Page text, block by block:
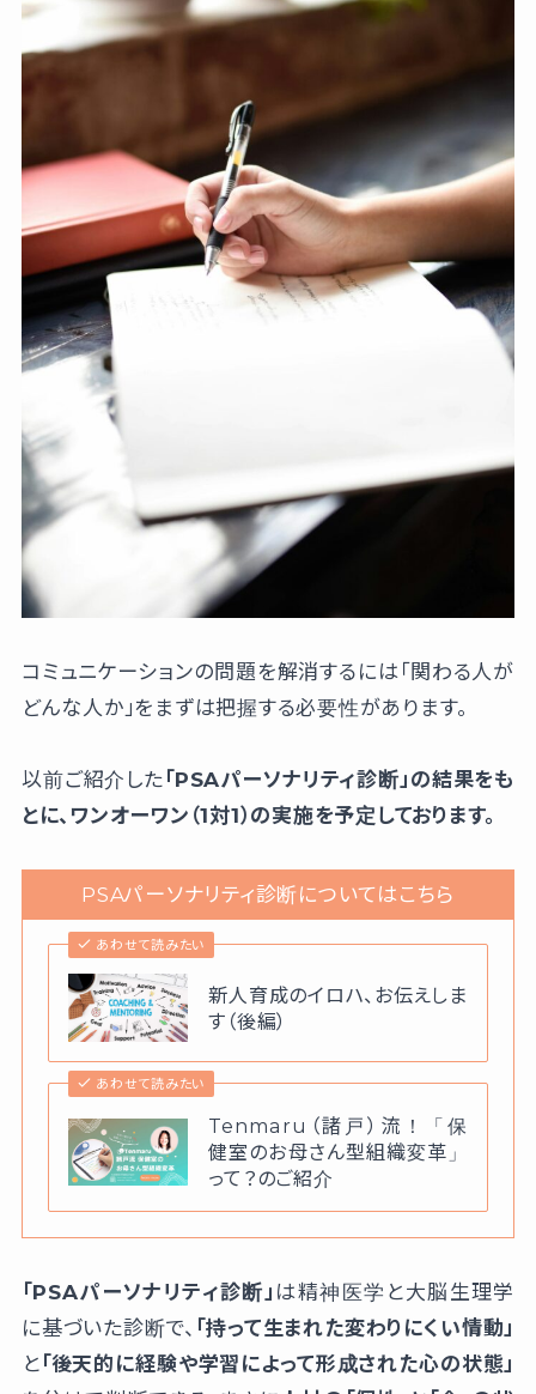
コミュニケーションの問題を解消するには「関わる人が
どんな人か」をまずは把握する必要性があります。
以前ご紹介した 「PSAパーソナリティ診断」の結果をも
とに、ワンオーワン（1対1）の実施を予定しております。
PSAパーソナリティ診断についてはこちら
あわせて読みたい
新人育成のイロハ、お伝えしま
す（後編）
あわせて読みたい
Tenmaru（諸戸）流！「保
健室のお母さん型組織変革」
って？のご紹介
「PSAパーソナリティ診断」 は精神医学と大脳生理学
に基づいた診断で、 「持って生まれた変わりにくい情動」
と 「後天的に経験や学習によって形成された心の状態」